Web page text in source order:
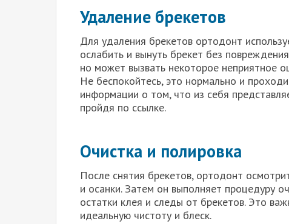
Удаление брекетов
Для удаления брекетов ортодонт
ослабить и вынуть брекет без
но может вызвать некоторое неприятное
Не беспокойтесь, это нормально и
информации о том, что из себя
пройдя по ссылке.
Очистка и полировка
После снятия брекетов, ортодонт
и осанки. Затем он выполняет процедуру
остатки клея и следы от брекетов. Это
идеальную чистоту и блеск.